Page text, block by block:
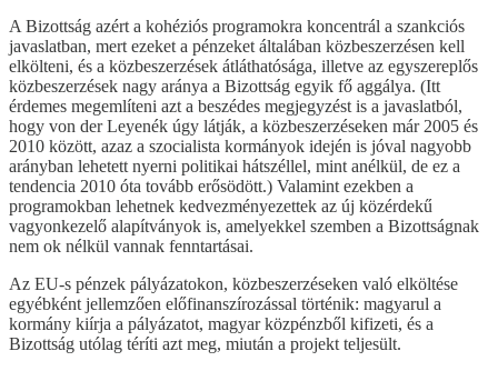
A Bizottság azért a kohéziós programokra koncentrál a szankciós
javaslatban, mert ezeket a pénzeket általában közbeszerzésen kell
elkölteni, és a közbeszerzések átláthatósága, illetve az egyszereplős
közbeszerzések nagy aránya a Bizottság egyik fő aggálya. (Itt
érdemes megemlíteni azt a beszédes megjegyzést is a javaslatból,
hogy von der Leyenék úgy látják, a közbeszerzéseken már 2005 és
2010 között, azaz a szocialista kormányok idején is jóval nagyobb
arányban lehetett nyerni politikai hátszéllel, mint anélkül, de ez a
tendencia 2010 óta tovább erősödött.) Valamint ezekben a
programokban lehetnek kedvezményezettek az új közérdekű
vagyonkezelő alapítványok is, amelyekkel szemben a Bizottságnak
nem ok nélkül vannak fenntartásai.
Az EU-s pénzek pályázatokon, közbeszerzéseken való elköltése
egyébként jellemzően előfinanszírozással történik: magyarul a
kormány kiírja a pályázatot, magyar közpénzből kifizeti, és a
Bizottság utólag téríti azt meg, miután a projekt teljesült.